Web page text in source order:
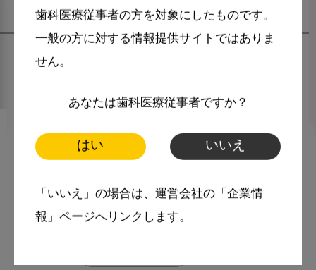
歯科医療従事者の方を対象にしたものです。
一般の方に対する情報提供サイトではありま
せん。
あなたは歯科医療従事者ですか？
はい いいえ
「いいえ」の場合は、運営会社の「企業情
報」ページへリンクします。
2022・9・12 MoreSmile
舌のトレーニングについて教
えてください
More Smile